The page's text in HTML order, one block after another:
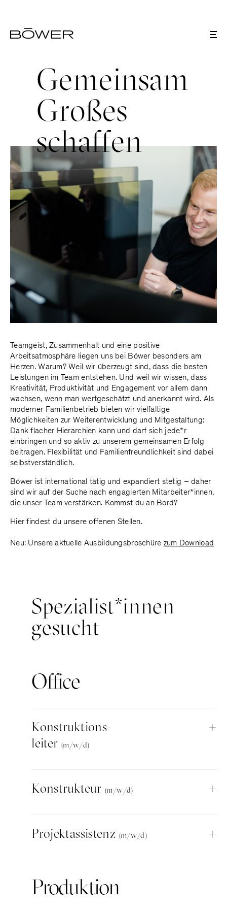
Gemeinsam
Großes
schaffen
Teamgeist, Zusammenhalt und eine positive
Arbeitsatmosphäre liegen uns bei Böwer besonders am
Herzen. Warum? Weil wir überzeugt sind, dass die besten
Leistungen im Team entstehen. Und weil wir wissen, dass
Kreativität, Produktivität und Engagement vor allem dann
wachsen, wenn man wertgeschätzt und anerkannt wird. Als
moderner Familienbetrieb bieten wir vielfältige
Möglichkeiten zur Weiterentwicklung und Mitgestaltung:
Dank flacher Hierarchien kann und darf sich jede*r
einbringen und so aktiv zu unserem gemeinsamen Erfolg
beitragen. Flexibilität und Familienfreundlichkeit sind dabei
selbstverständlich.
Böwer ist international tätig und expandiert stetig – daher
sind wir auf der Suche nach engagierten Mitarbeiter*innen,
die unser Team verstärken. Kommst du an Bord?
Hier findest du unsere offenen Stellen.
Neu: Unsere aktuelle Ausbildungsbroschüre zum Download
Spezialist*innen
gesucht
Office
Konstruktions-
leiter (m/w/d)
+
Konstrukteur(m/w/d) +
Projektassistenz (m/w/d) +
Produktion